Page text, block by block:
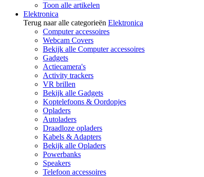
Toon alle artikelen
Elektronica
Terug naar alle categorieën Elektronica
Computer accessoires
Webcam Covers
Bekijk alle Computer accessoires
Gadgets
Actiecamera's
Activity trackers
VR brillen
Bekijk alle Gadgets
Koptelefoons & Oordopjes
Opladers
Autoladers
Draadloze opladers
Kabels & Adapters
Bekijk alle Opladers
Powerbanks
Speakers
Telefoon accessoires